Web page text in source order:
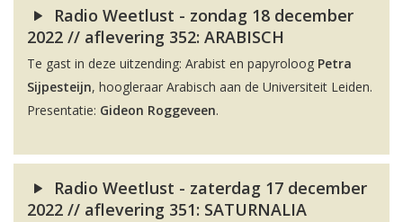
Radio Weetlust - zondag 18 december
2022 // aflevering 352: ARABISCH
Te gast in deze uitzending: Arabist en papyroloog Petra
Sijpesteijn, hoogleraar Arabisch aan de Universiteit Leiden.
Presentatie: Gideon Roggeveen.
Radio Weetlust - zaterdag 17 december
2022 // aflevering 351: SATURNALIA